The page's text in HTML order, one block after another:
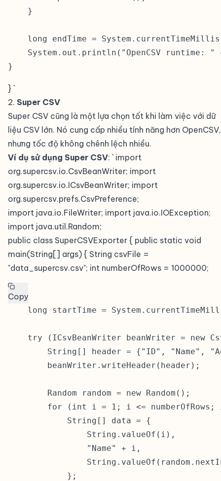
    }
long endTime =
System.out.println("OpenCSV runtime: "
} `
2. Super CSV
Super CSV cũng là một lựa chọn tốt khi làm việc với dữ
liệu CSV lớn. Nó cung cấp nhiều tính năng hơn OpenCSV,
nhưng tốc độ không chênh lệch nhiều.
Ví dụ sử dụng Super CSV: ` import
org.supercsv.io.CsvBeanWriter; import
org.supercsv.io.ICsvBeanWriter; import
org.supercsv.prefs.CsvPreference;
import java.io.FileWriter; import java.io.IOException;
import java.util.Random;
public class SuperCSVExporter { public static void
main(String[] args) { String csvFile =
"data_supercsv.csv"; int numberOfRows = 1000000;
Copy
long startTime =
try (ICsvBeanWriter beanWriter = new
String[] header = {"ID", "Name",
        beanWriter.writeHeader(header);
        Random random = new Random();
for (int i = 1; i <= numberOfRows;
            String[] data = {
                String.valueOf(i),
                "Name" + i,
            };